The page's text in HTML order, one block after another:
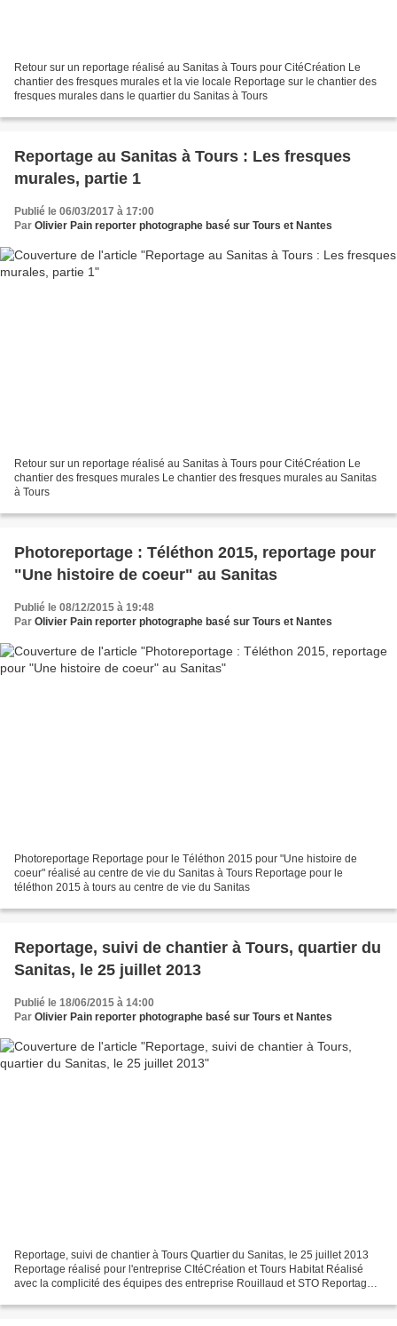
Retour sur un reportage réalisé au Sanitas à Tours pour CitéCréation Le
chantier des fresques murales et la vie locale Reportage sur le chantier des
fresques murales dans le quartier du Sanitas à Tours
Reportage au Sanitas à Tours : Les fresques
murales, partie 1
Publié le 06/03/2017 à 17:00
Par Olivier Pain reporter photographe basé sur Tours et Nantes
Retour sur un reportage réalisé au Sanitas à Tours pour CitéCréation Le
chantier des fresques murales Le chantier des fresques murales au Sanitas
à Tours
Photoreportage : Téléthon 2015, reportage pour
"Une histoire de coeur" au Sanitas
Publié le 08/12/2015 à 19:48
Par Olivier Pain reporter photographe basé sur Tours et Nantes
Photoreportage Reportage pour le Téléthon 2015 pour "Une histoire de
coeur" réalisé au centre de vie du Sanitas à Tours Reportage pour le
téléthon 2015 à tours au centre de vie du Sanitas
Reportage, suivi de chantier à Tours, quartier du
Sanitas, le 25 juillet 2013
Publié le 18/06/2015 à 14:00
Par Olivier Pain reporter photographe basé sur Tours et Nantes
Reportage, suivi de chantier à Tours Quartier du Sanitas, le 25 juillet 2013
Reportage réalisé pour l'entreprise CItéCréation et Tours Habitat Réalisé
avec la complicité des équipes des entreprise Rouillaud et STO Reportage